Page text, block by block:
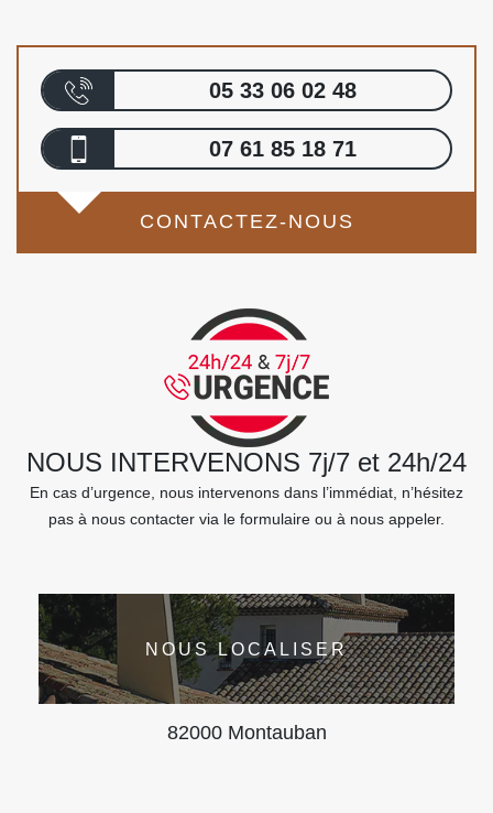
05 33 06 02 48
07 61 85 18 71
CONTACTEZ-NOUS
NOUS INTERVENONS 7j/7 et 24h/24
En cas d’urgence, nous intervenons dans l’immédiat, n’hésitez
pas à nous contacter via le formulaire ou à nous appeler.
NOUS LOCALISER
82000 Montauban